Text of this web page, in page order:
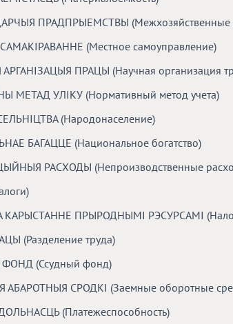
ПРАДПРЫЕМСТВЫ (Межхозяйственные
(Местное самоуправление)
ПРАЦЫ (Научная организация
МЕТАД УЛІКУ (Нормативный метод учета)
(Народонаселение)
БАГАЦЦЕ (Национальное богатство)
РАСХОДЫ (Непроизводственные
КАРЫСТАННЕ ПРЫРОДНЫМІ РЭСУРСАМІ (Налог
(Разделение труда)
(Ссудный фонд)
СРОДКІ (Заемные оборотные
(Платежеспособность)